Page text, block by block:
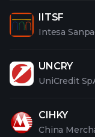
IITSF
Intesa
UNCRY
UniCredit
CIHKY
China